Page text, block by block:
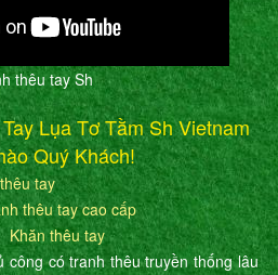
thêu tay Sh
Lụa Tơ Tằm Sh Vietnam
Quý Khách!
tay
thêu tay cao cấp
Khăn thêu tay
công có tranh thêu truyền thống lâu